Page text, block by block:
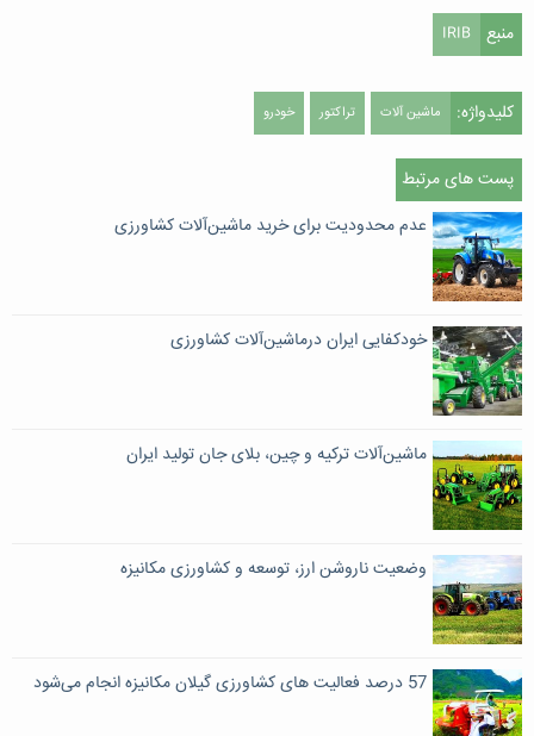
منبع IRIB
کلیدواژه: ماشین آلات تراکتور خودرو
پست های مرتبط
عدم محدودیت برای خرید ماشین‌آلات کشاورزی
خودکفایی ایران درماشین‌آلات کشاورزی
ماشین‌آلات ترکیه و چین، بلای جان تولید ایران
وضعیت ناروشن ارز، توسعه و کشاورزی مکانیزه
57 درصد فعالیت های کشاورزی گیلان مکانیزه انجام می‌شود